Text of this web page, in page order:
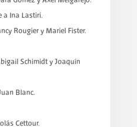
a Ina Lastiri.
Rougier y Mariel Fister.
Schimidt y Joaquín
Blanc.
Cettour.